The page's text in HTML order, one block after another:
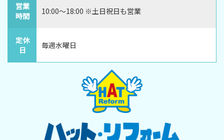
営業
時間
10:00～18:00 ※土日祝日も営業
定休
日
毎週水曜日